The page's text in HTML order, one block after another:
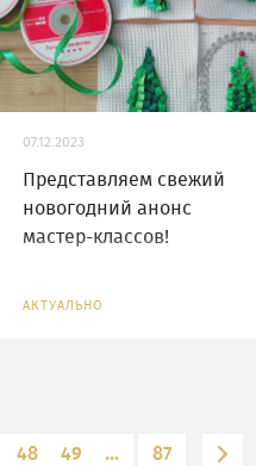
07.12.2023
Представляем свежий
новогодний анонс
мастер-классов!
АКТУАЛЬНО
48 49 ... 87